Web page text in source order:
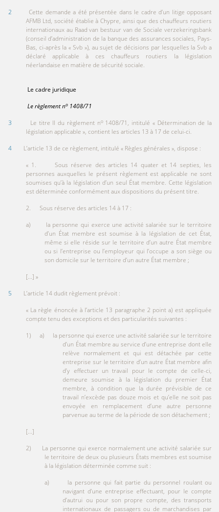
2 Cette demande a été présentée dans le cadre d’un litige opposant
AFMB Ltd, société établie à Chypre, ainsi que des chauffeurs routiers
internationaux au Raad van bestuur van de Sociale verzekeringsbank
(conseil d’administration de la banque des assurances sociales, Pays-
Bas, ci-après la « Svb »), au sujet de décisions par lesquelles la Svb a
déclaré applicable à ces chauffeurs routiers la législation
néerlandaise en matière de sécurité sociale.
Le cadre juridique
Le règlementno1408/71
3 Le titre II du règlement no1408/71, intitulé « Détermination de la
législation applicable », contient les articles 13 à 17 de celui-ci.
4L’article 13 de ce règlement, intitulé « Règles générales », dispose :
« 1. Sous réserve des articles 14 quater et 14 septies, les
personnes auxquelles le présent règlement est applicable ne sont
soumises qu’à la législation d’un seul État membre. Cette législation
est déterminée conformément aux dispositions du présent titre.
2. Sous réserve des articles 14 à 17 :
a) la personne qui exerce une activité salariée sur le territoire
d’un État membre est soumise à la législation de cet État,
même si elle réside sur le territoire d’un autre État membre
ou si l’entreprise ou l’employeur qui l’occupe a son siège ou
son domicile sur le territoire d’un autre État membre ;
[...] »
5 L’article 14 dudit règlement prévoit :
« La règle énoncée à l’article 13 paragraphe 2 point a) est appliquée
compte tenu des exceptions et des particularités suivantes :
1) a) la personne qui exerce une activité salariée sur le territoire
d’un État membre au service d’une entreprise dont elle
relève normalement et qui est détachée par cette
entreprise sur le territoire d’un autre État membre afin
d’y effectuer un travail pour le compte de celle-ci,
demeure soumise à la législation du premier État
membre, à condition que la durée prévisible de ce
travail n’excède pas douze mois et qu’elle ne soit pas
envoyée en remplacement d’une autre personne
parvenue au terme de la période de son détachement ;
[...]
2) La personne qui exerce normalement une activité salariée sur
le territoire de deux ou plusieurs États membres est soumise
à la législation déterminée comme suit :
a) la personne qui fait partie du personnel roulant ou
navigant d’une entreprise effectuant, pour le compte
d’autrui ou pour son propre compte, des transports
internationaux de passagers ou de marchandises par